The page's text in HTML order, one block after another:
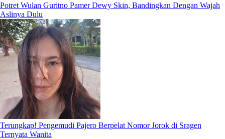
Potret Wulan Guritno Pamer Dewy Skin, Bandingkan Dengan Wajah
Aslinya Dulu
Terungkap! Pengemudi Pajero Berpelat Nomor Jorok di Sragen
Ternyata Wanita